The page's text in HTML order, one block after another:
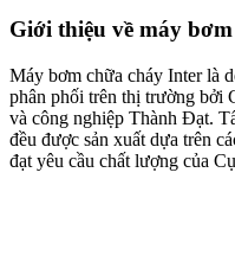
Giới thiệu về máy
Máy bơm chữa cháy Inter là
phân phối trên thị trường bởi
và công nghiệp Thành Đạt.
đều được sản xuất dựa trên
đạt yêu cầu chất lượng của